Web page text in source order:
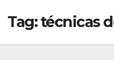
Tag:técnicas